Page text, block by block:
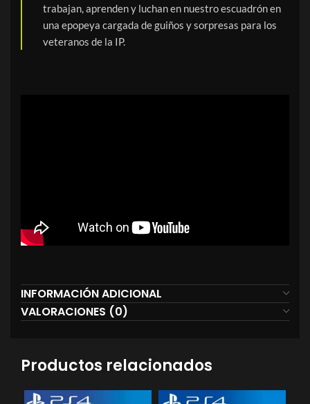
trabajan, aprenden y luchan en nuestro escuadrón en
una epopeya cargada de guiños y sorpresas para los
veteranos de la IP.
INFORMACIÓN ADICIONAL
VALORACIONES (0)
Productos relacionados